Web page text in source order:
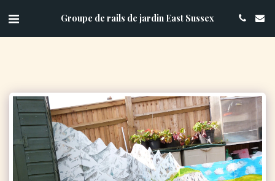
Groupe de rails de jardin East Sussex